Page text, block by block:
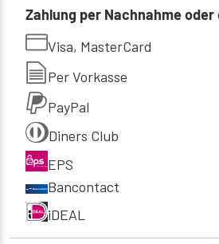
Zahlung per Nachnahme oder
Visa, MasterCard
Per Vorkasse
PayPal
Diners Club
EPS
Bancontact
iDEAL